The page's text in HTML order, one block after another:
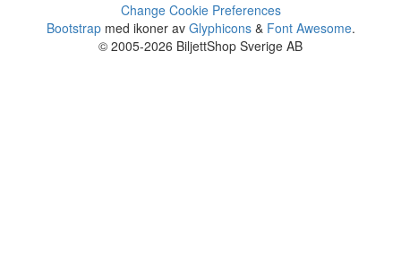
Change Cookie Preferences
Bootstrapmed ikoner av Glyphicons& Font Awesome.
© 2005-2026 BiljettShop Sverige AB